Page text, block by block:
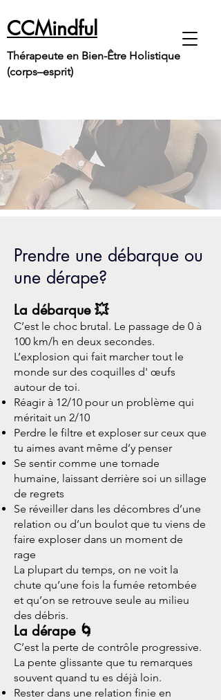
CCMindful
Thérapeute en Bien-Être Holistique
(corps–esprit)
Prendre une débarque ou
une dérape?
La débarque 💥
C’est le choc brutal. Le passage de 0 à
100 km/h en deux secondes.
L’explosion qui fait marcher tout le
monde sur des coquilles d' œufs
autour de toi.
Réagir à 12/10 pour un problème qui
méritait un 2/10
Perdre le filtre et exploser sur ceux que
tu aimes avant même d’y penser
Se sentir comme une tornade
humaine, laissant derrière soi un sillage
de regrets
Se réveiller dans les décombres d’une
relation ou d’un boulot que tu viens de
faire exploser dans un moment de
rage
La plupart du temps, on ne voit la
chute qu’une fois la fumée retombée
et qu’on se retrouve seule au milieu
des débris.
La dérape 🌀
C’est la perte de contrôle progressive.
La pente glissante que tu remarques
souvent quand tu es déjà loin.
Rester dans une relation finie en